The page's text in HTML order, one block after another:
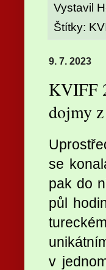
Vystavil
Štítky:
9. 7. 2023
KVIFF
dojmy
se
pak do
půl
v